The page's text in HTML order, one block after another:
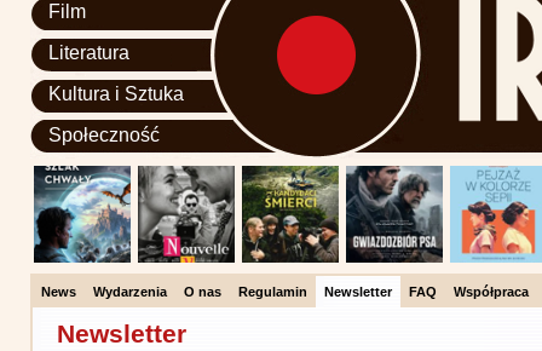
Film
Literatura
Kultura i Sztuka
Społeczność
News Wydarzenia O nas Regulamin Newsletter FAQ Współpraca
Newsletter